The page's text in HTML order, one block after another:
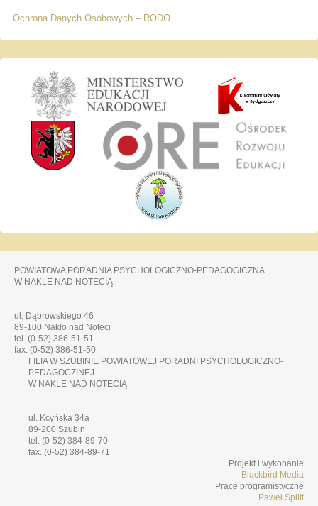
Ochrona Danych Osobowych – RODO
POWIATOWA PORADNIA PSYCHOLOGICZNO-PEDAGOGICZNA
W NAKLE NAD NOTECIĄ
ul. Dąbrowskiego 46
89-100 Nakło nad Noteci
tel. (0-52) 386-51-51
fax. (0-52) 386-51-50
FILIA W SZUBINIE POWIATOWEJ PORADNI PSYCHOLOGICZNO-
PEDAGOCZINEJ
W NAKLE NAD NOTECIĄ
ul. Kcyńska 34a
89-200 Szubin
tel. (0-52) 384-89-70
fax. (0-52) 384-89-71
Projekt i wykonanie
Blackbird Media
Prace programistyczne
Paweł Splitt